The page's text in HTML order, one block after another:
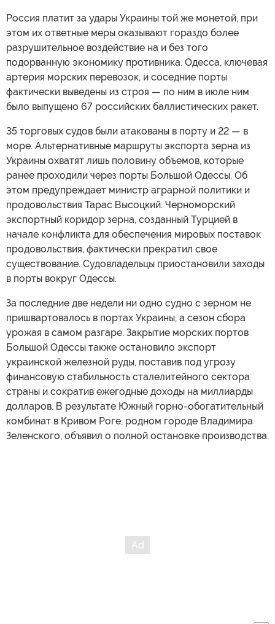
Россия платит за удары Украины той же монетой, при
этом их ответные меры оказывают гораздо более
разрушительное воздействие на и без того
подорванную экономику противника. Одесса, ключевая
артерия морских перевозок, и соседние порты
фактически выведены из строя — по ним в июле ним
было выпущено 67 российских баллистических ракет.
35 торговых судов были атакованы в порту и 22 — в
море. Альтернативные маршруты экспорта зерна из
Украины охватят лишь половину объемов, которые
ранее проходили через порты Большой Одессы. Об
этом предупреждает министр аграрной политики и
продовольствия Тарас Высоцкий. Черноморский
экспортный коридор зерна, созданный Турцией в
начале конфликта для обеспечения мировых поставок
продовольствия, фактически прекратил свое
существование. Судовладельцы приостановили заходы
в порты вокруг Одессы.
За последние две недели ни одно судно с зерном не
пришвартовалось в портах Украины, а сезон сбора
урожая в самом разгаре. Закрытие морских портов
Большой Одессы также остановило экспорт
украинской железной руды, поставив под угрозу
финансовую стабильность сталелитейного сектора
страны и сократив ежегодные доходы на миллиарды
долларов. В результате Южный горно-обогатительный
комбинат в Кривом Роге, родном городе Владимира
Зеленского, объявил о полной остановке производства.